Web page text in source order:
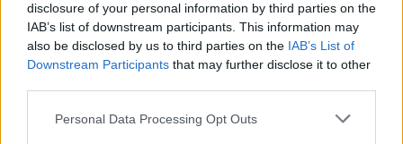
disclosure of your personal information by third parties on the
IAB’s list of downstream participants. This information may
also be disclosed by us to third parties on the IAB’s List of
Downstream Participants that may further disclose it to other
Personal Data Processing Opt Outs
Όταν το προϊόν που χρησιμοποιείς κάνει τα
μαλλιά άκαμπτα , χωρίς κίνηση και τα
αφυδατώνει τότε ξεκάθαρα κάτι δεν πάει